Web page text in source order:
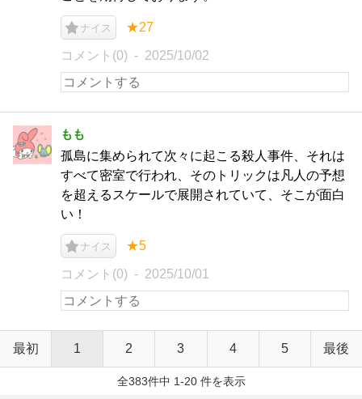
ナイス ★27
コメント(0) 2025/10/02
もも
孤島に集められて次々に起こる殺人事件、それは
すべて密室で行われ、そのトリックは凡人の予想
を超えるスケールで展開されていて、そこが面白
い！
ナイス ★5
コメント(0) 2025/10/01
最初 1 2 3 4 5 最後
全383件中 1-20 件を表示